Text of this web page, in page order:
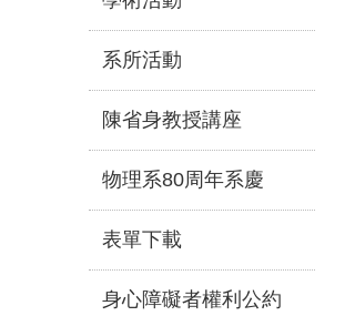
系所活動
陳省身教授講座
物理系80周年系慶
表單下載
身心障礙者權利公約